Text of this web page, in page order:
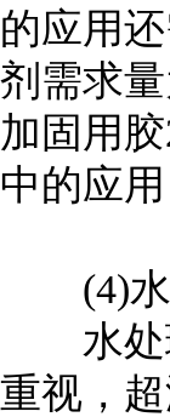
的应用
剂需求
加固用
中的应
(4)水
水处理
重视，